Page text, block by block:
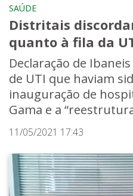
SAÚDE
Distritais
quanto à fila da
Declaração de
de UTI que haviam
inauguração de
Gama e a
11/05/2021 17:43